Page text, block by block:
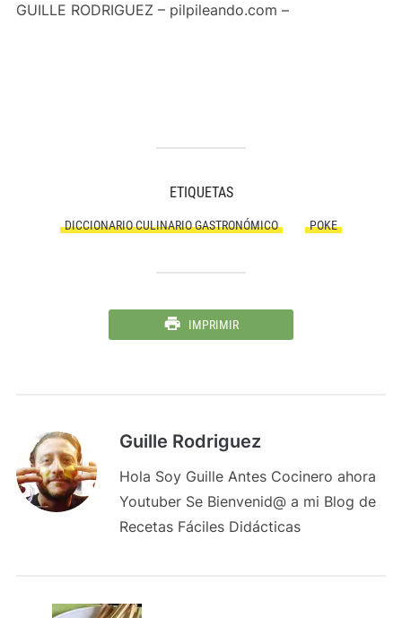
GUILLE RODRIGUEZ – pilpileando.com –
ETIQUETAS
DICCIONARIO CULINARIO GASTRONÓMICO POKE
IMPRIMIR
Guille Rodriguez
Hola Soy Guille Antes Cocinero ahora
Youtuber Se Bienvenid@ a mi Blog de
Recetas Fáciles Didácticas